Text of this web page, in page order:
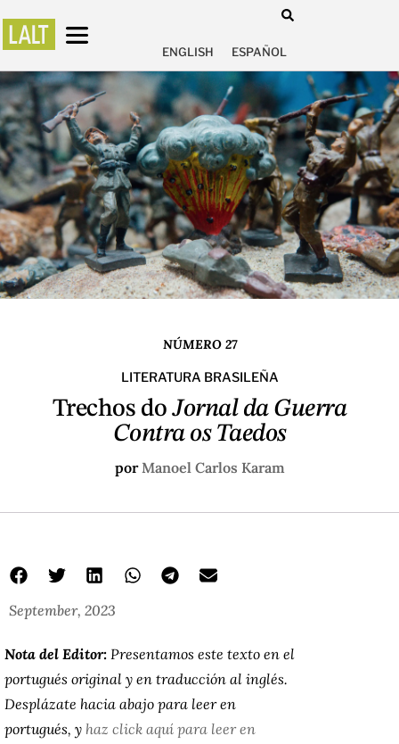
ENGLISH ESPAÑOL
NÚMERO 27
LITERATURA BRASILEÑA
Trechos doJornal da Guerra
Contra os Taedos
por Manoel Carlos Karam
September, 2023
Nota del Editor: Presentamos este texto en el
portugués original y en traducción al inglés.
Desplázate hacia abajo para leer en
portugués, y haz click aquí para leer en